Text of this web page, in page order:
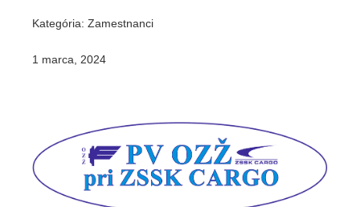
Kategória: Zamestnanci
1 marca, 2024